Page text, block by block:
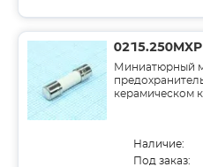
0215.250MXP
Миниатюрный
керамическом
Наличие:
Под заказ: